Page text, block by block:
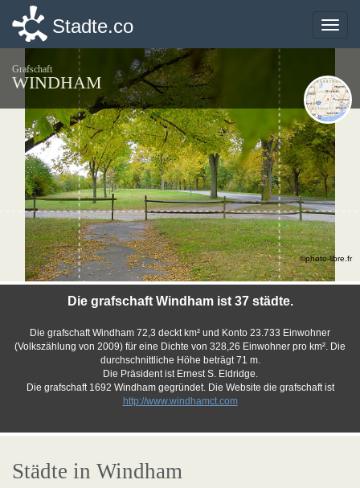
Toggle
Stadte.co
Grafschaft
WINDHAM
Die grafschaft Windham ist 37 städte.
Die grafschaft Windham 72,3 deckt km² und Konto 23.733 Einwohner
(Volkszählung von 2009) für eine Dichte von 328,26 Einwohner pro km². Die
durchschnittliche Höhe beträgt 71 m.
Die Präsident ist Ernest S. Eldridge.
Die grafschaft 1692 Windham gegründet. Die Website die grafschaft ist
http://www.windhamct.com
©photo-libre.fr
Städte in Windham
Toggle
Stadte.co